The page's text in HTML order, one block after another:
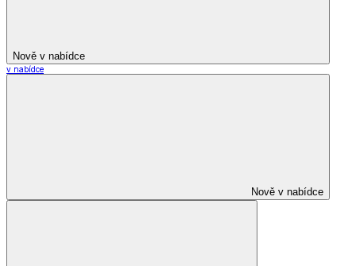
Nově v nabídce
v nabídce
Nově v nabídce